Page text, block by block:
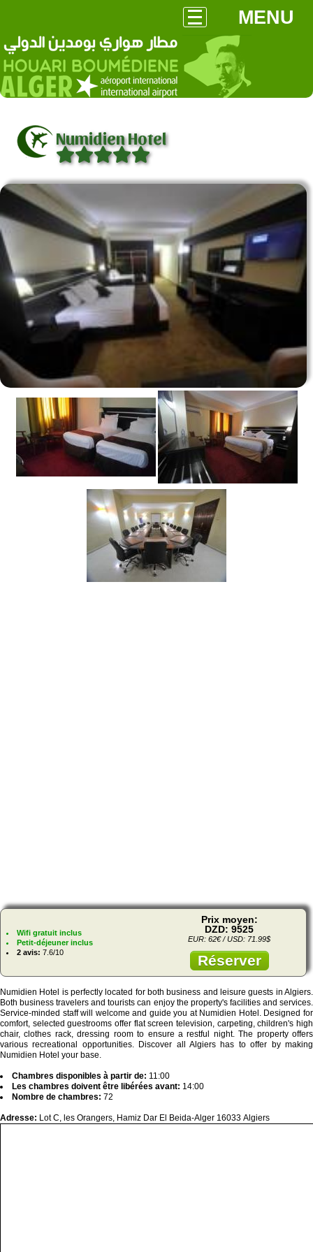
MENU
Numidien Hotel
Wifi gratuit inclus
Petit-déjeuner inclus
2 avis: 7.6/10
Prix moyen:
DZD: 9525
EUR: 62€ / USD: 71.99$
Réserver
Numidien Hotel is perfectly located for both business and leisure guests in Algiers.
Both business travelers and tourists can enjoy the property's facilities and services.
Service-minded staff will welcome and guide you at Numidien Hotel. Designed for
comfort, selected guestrooms offer flat screen television, carpeting, children's high
chair, clothes rack, dressing room to ensure a restful night. The property offers
various recreational opportunities. Discover all Algiers has to offer by making
Numidien Hotel your base.
Chambres disponibles à partir de: 11:00
Les chambres doivent être libérées avant: 14:00
Nombre de chambres: 72
Adresse: Lot C, les Orangers, Hamiz Dar El Beida-Alger 16033 Algiers